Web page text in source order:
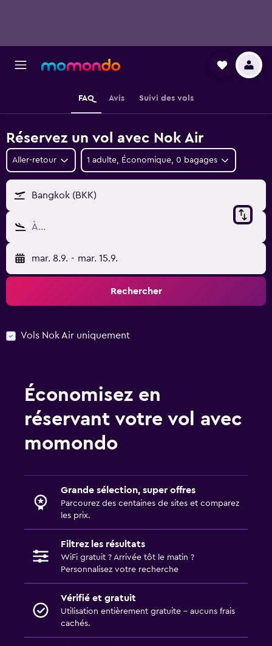
FAQ Avis Suivi des vols
Réservez un vol avec Nok Air
Aller-retour 1 adulte, Économique, 0 bagages
Bangkok (BKK)
À…
mar. 8.9. - mar. 15.9.
Rechercher
Vols Nok Air uniquement
Économisez en
réservant votre vol avec
momondo
Grande sélection, super offres
Parcourez des centaines de sites et comparez
les prix.
Filtrez les résultats
WiFi gratuit ? Arrivée tôt le matin ?
Personnalisez votre recherche
Vérifié et gratuit
Utilisation entièrement gratuite - aucuns frais
cachés.